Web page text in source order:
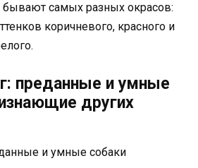
бывают самых разных окрасов:
коричневого, красного и
преданные и умные
других
и умные собаки